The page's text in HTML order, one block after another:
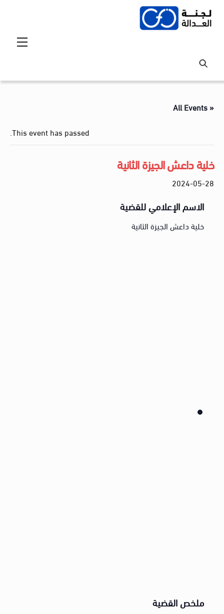
Skip
« All Events
This event has passed.
خلية داعش الجيزة الثانية
2024-05-28
الاسم الإعلامي للقضية
خلية داعش الجيزة الثانية
ملخص القضية